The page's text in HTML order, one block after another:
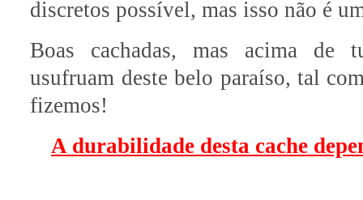
discretos possível, mas isso não é
Boas cachadas, mas acima de
usufruam deste belo paraíso, tal
fizemos!
A durabilidade desta cache